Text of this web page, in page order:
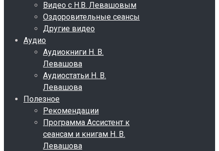
Видео с Н.В. Левашовым
Оздоровительные сеансы
Другие видео
Аудио
Аудиокниги Н. В.
Левашова
Аудиостатьи Н. В.
Левашова
Полезное
Рекомендации
Программа Ассистент к
сеансам и книгам Н. В.
Левашова